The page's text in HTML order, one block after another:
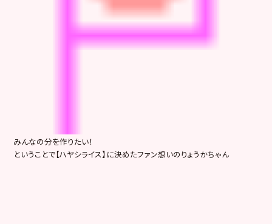
みんなの分を作りたい！
ということで【ハヤシライス】に決めたファン想いのりょうかちゃん